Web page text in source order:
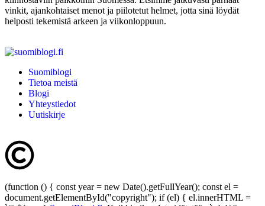
vinkit, ajankohtaiset menot ja piilotetut helmet, jotta sinä löydät
helposti tekemistä arkeen ja viikonloppuun.
Suomiblogi
Tietoa meistä
Blogi
Yhteystiedot
Uutiskirje
(function () { const year = new Date().getFullYear(); const el =
document.getElementById("copyright"); if (el) { el.innerHTML =